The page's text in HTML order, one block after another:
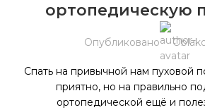
ортопедическую
Опубликовано
Спать на привычной нам пуховой
приятно, но на правильно
ортопедической ещё и